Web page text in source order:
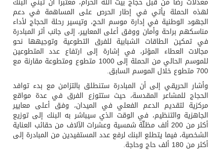
لهذه الحملة يأتي في إطار الحرص على المساهمة في دعم
الجهود الوطنية في إدارة موسم الحج، وتيسير رحلة الحجاج لأداء
مناسكهم براحة وأمان ووفق أعلى المعايير، إلى جانب أثر المبادرة
في تمكين الطاقات الشبابية للفرق التطوعية وتوجيهها نحو
مجالات العطاء المؤثر، في إشارة إلى ارتفاع عدد المتطوعين
للموسم الحالي من الحملة إلى 1000 متطوع ومتطوعة مقارنة مع
700 متطوع خلال الموسم السابق.
وأشار الحريقي إلى أن المبادرة ستنطلق بالتزامن مع بدء توافد
الحجاج للمشاعر المقدسة، حيث ستتوزع الفرق في عدة مواقع
مركزية لتقديم الدعم الفعلي في الميدان، وفق أعلى معايير
الجاهزية والتنظيم، في الوقت الذي سيباشر به البنك إلى توزيع
أكثر من 200 ألف مظلّة شمسية وعشرات الآلاف من حقائب العناية
الشخصية، فيما يتطلع البنك لرفع عدد المستفيدين من المبادرة إلى
أكثر من 180 ألف حاج وحاجة.